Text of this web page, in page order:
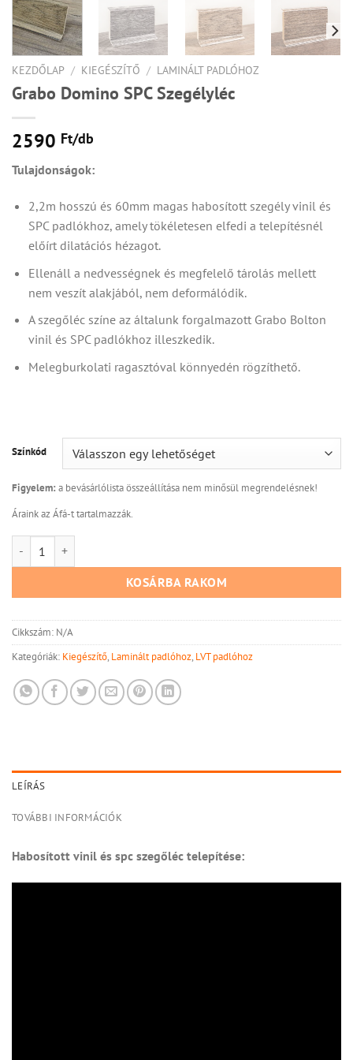
KEZDŐLAP / KIEGÉSZÍTŐ / LAMINÁLT PADLÓHOZ
Grabo Domino SPC Szegélyléc
2590 Ft/db
Tulajdonságok:
2,2m hosszú és 60mm magas habosított szegély vinil és
SPC padlókhoz, amely tökéletesen elfedi a telepítésnél
előírt dilatációs hézagot.
Ellenáll a nedvességnek és megfelelő tárolás mellett
nem veszít alakjából, nem deformálódik.
A szegőléc színe az általunk forgalmazott Grabo Bolton
vinil és SPC padlókhoz illeszkedik.
Melegburkolati ragasztóval könnyedén rögzíthető.
Színkód
Figyelem: a bevásárlólista összeállítása nem minősül megrendelésnek!
Áraink az Áfá-t tartalmazzák.
KOSÁRBA RAKOM
Cikkszám: N/A
Kategóriák: Kiegészítő,Laminált padlóhoz,LVT padlóhoz
LEÍRÁS
TOVÁBBI INFORMÁCIÓK
Habosított vinil és spc szegőléc telepítése: